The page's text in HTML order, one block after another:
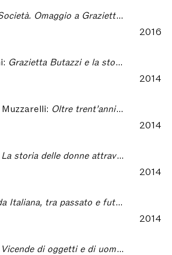
Moda Arte Storia Società. Omaggio a Grazietta Butazzi
2016
Grazietta Butazzi e la storia del costume. Le origini di un metodo – Moda Arte Storia Società. Omaggio a Grazietta Butazzi
2014
Oltre trent’anni dopo "Moda. Arte, Storia e Società" – Moda arte storia società. Omaggio a Grazietta Butazzi
2014
La storia delle donne attraverso le fotografie di famiglia. Un metodo di lavoro – Moda arte storia società. Omaggio a Grazietta Butazzi
2014
e futuro, metodologie a confronto – Moda Arte Storia Società. Omaggio a Grazietta Butazzi
2014
Vicende di oggetti e di uomini tra corte e città – Moda Arte Storia Società. Omaggio a Grazietta Butazzi